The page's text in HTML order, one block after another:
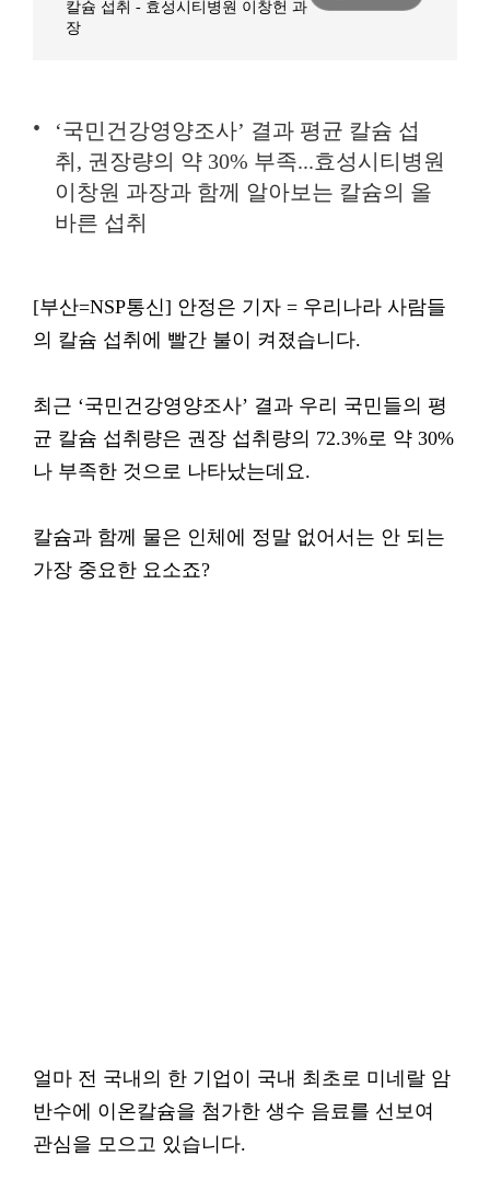
칼슘 섭취 - 효성시티병원 이창헌 과
장
‘국민건강영양조사’ 결과 평균 칼슘 섭
취, 권장량의 약 30% 부족...효성시티병원
이창원 과장과 함께 알아보는 칼슘의 올
바른 섭취
[부산=NSP통신] 안정은 기자 = 우리나라 사람들
의 칼슘 섭취에 빨간 불이 켜졌습니다.
최근 ‘국민건강영양조사’ 결과 우리 국민들의 평
균 칼슘 섭취량은 권장 섭취량의 72.3%로 약 30%
나 부족한 것으로 나타났는데요.
칼슘과 함께 물은 인체에 정말 없어서는 안 되는
가장 중요한 요소죠?
얼마 전 국내의 한 기업이 국내 최초로 미네랄 암
반수에 이온칼슘을 첨가한 생수 음료를 선보여
관심을 모으고 있습니다.